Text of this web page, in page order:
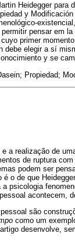
Heidegger
y
pensar em
primer
debe elegir a sí
y se
Propiedad;
a realização de
de ruptura
podem ser
é o de que
psicologia
acontecem,
são
como um
desenvolve,